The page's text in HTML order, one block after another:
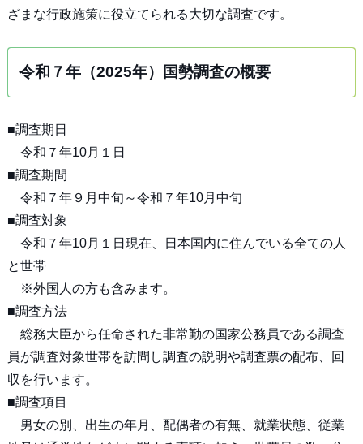
ざまな行政施策に役立てられる大切な調査です。
令和７年（2025年）国勢調査の概要
■調査期日
令和７年10月１日
■調査期間
令和７年９月中旬～令和７年10月中旬
■調査対象
令和７年10月１日現在、日本国内に住んでいる全ての人
と世帯
※外国人の方も含みます。
■調査方法
​総務大臣から任命された非常勤の国家公務員である調査
員が調査対象世帯を訪問し調査の説明や調査票の配布、回
収を行います。
■調査項目
男女の別、出生の年月、配偶者の有無、就業状態、従業